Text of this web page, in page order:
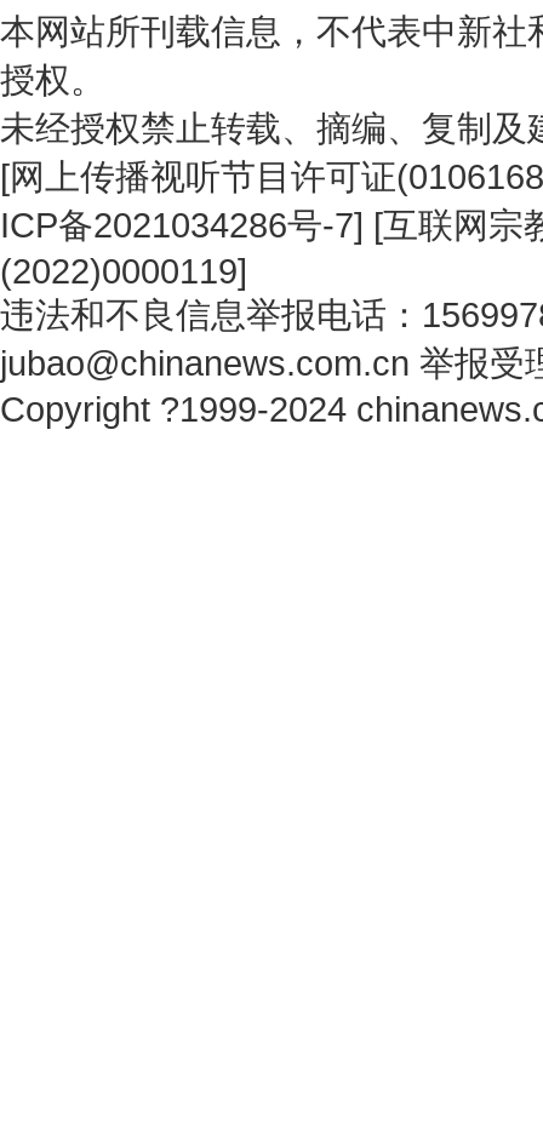
本网站所刊载信息，不代表中新
授权。
未经授权禁止转载、摘编、复制
[网上传播视听节目许可证
ICP备2021034286号-7] [互联网宗
(2022)0000119]
违法和不良信息举报电话：
jubao@chinanews.com.cn 举报受
Copyright ?1999-2024